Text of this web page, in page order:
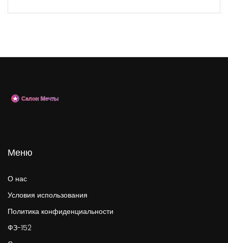
Меню
О нас
Условия использования
Политика конфиденциальности
ФЗ-152